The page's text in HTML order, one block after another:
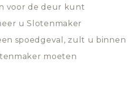
voor de deur kunt
u Slotenmaker
spoedgeval, zult u binnen
moeten